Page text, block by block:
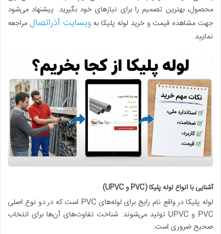
محصول، بهترین تصمیم را برای نیازهای خود بگیرید. پیشنهاد می‌شود
جهت مشاهده قیمت و خرید لوله پلیکا به وبسایت آذراتصال مراجعه
نمایید.
آشنایی با انواع لوله پلیکا (PVC و UPVC)
لوله پلیکا در واقع نام رایج برای لوله‌های PVC است که در دو نوع اصلی
PVC و UPVC تولید می‌شوند. شناخت تفاوت‌های آن‌ها برای انتخاب
صحیح ضروری است.